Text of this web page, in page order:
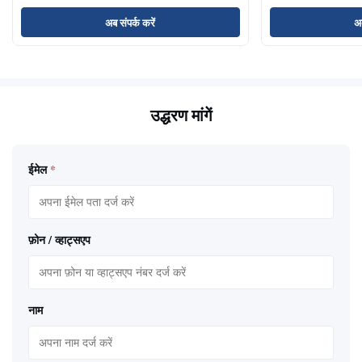
अब संपर्क करें
उद्धरण मांगें
ईमेल *
फ़ोन / व्हाट्सएप
नाम